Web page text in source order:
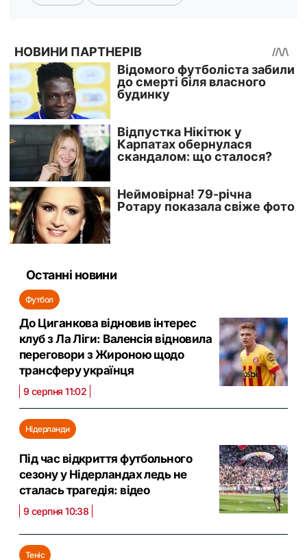
Останні новини
Футбол
До Циганкова відновив інтерес
клуб з Ла Ліги: Валенсія відновила
переговори з Жироною щодо
трансферу українця
9 серпня 11:02
Нідерланди
Під час відкриття футбольного
сезону у Нідерландах ледь не
сталась трагедія: відео
9 серпня 10:38
Теніс